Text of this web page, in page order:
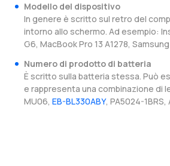
Modello del dispositivo
In genere è scritto sul retro del
intorno allo schermo. Ad esempio:
G6, MacBook Pro 13 A1278,
Numero di prodotto di batteria
È scritto sulla batteria stessa. Può
e rappresenta una combinazione di
MU06, EB-BL330ABY, PA5024-1BRS,